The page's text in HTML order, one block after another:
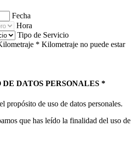
Fecha
Hora
Tipo de Servicio
* Kilometraje no puede estar
DATOS PERSONALES *
propósito de uso de datos personales.
que has leído la finalidad del uso de